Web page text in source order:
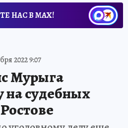
НАС В МАХ!
2022 9:07
Мурыга
на судебных